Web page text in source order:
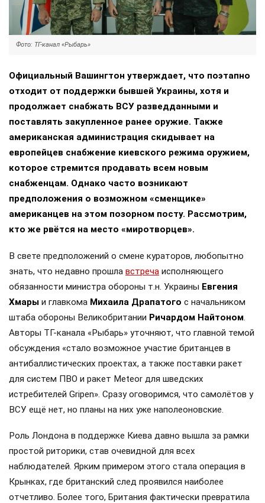
Фото: ТГ-канал «Рыбарь»
Официальный Вашингтон утверждает, что поэтапно
отходит от поддержки бывшей Украины, хотя и
продолжает снабжать ВСУ разведданными и
поставлять закупленное ранее оружие. Также
американская администрация скидывает на
европейцев снабжение киевского режима оружием,
которое стремится продавать всем новым
снабженцам. Однако часто возникают
предположения о возможном «сменщике»
американцев на этом позорном посту. Рассмотрим,
кто же рвётся на место «миротворцев».
В свете предположений о смене кураторов, любопытно
знать, что недавно прошла встреча исполняющего
обязанности министра обороны т.н. Украины Евгения
Хмары и главкома Михаила Драпатого с начальником
штаба обороны Великобритании Ричардом Найтоном.
Авторы ТГ-канала «Рыбарь» уточняют, что главной темой
обсуждения «стало возможное участие британцев в
антибаллистических проектах, а также поставки ракет
для систем ПВО и ракет Meteor для шведских
истребителей Gripen». Сразу оговоримся, что самолётов у
ВСУ ещё нет, но планы на них уже наполеоновские.
Роль Лондона в поддержке Киева давно вышла за рамки
простой риторики, став очевидной для всех
наблюдателей. Ярким примером этого стала операция в
Крынках, где британский след проявился наиболее
отчетливо. Более того, Британия фактически превратила